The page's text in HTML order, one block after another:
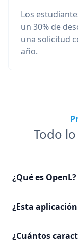
Los
un 30% de
una solicitud
año.
Todo
¿Qué es OpenL?
¿Esta
¿Cuántos